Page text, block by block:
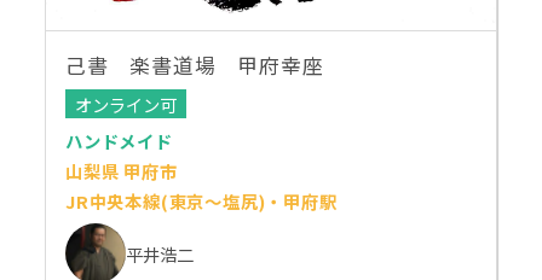
己書 楽書道場 甲府幸座
オンライン可
ハンドメイド
山梨県 甲府市
JR中央本線(東京～塩尻)・甲府駅
平井浩二